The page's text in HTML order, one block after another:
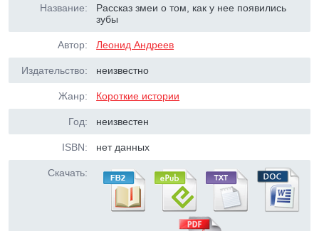
Название:
Рассказ змеи о том, как у нее появились
зубы
Автор: Леонид Андреев
Издательство: неизвестно
Жанр: Короткие истории
Год: неизвестен
ISBN: нет данных
Скачать: